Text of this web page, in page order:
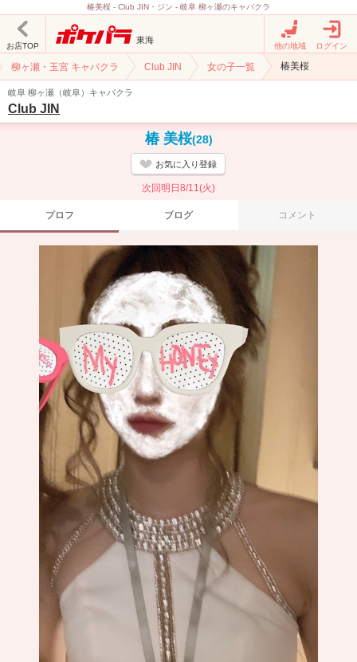
椿美桜 - Club JIN・ジン - 岐阜 柳ヶ瀬のキャバクラ
お店TOP
東海
他の地域 ログイン
柳ヶ瀬・玉宮 キャバクラ Club JIN 女の子一覧 椿美桜
岐阜 柳ヶ瀬（岐阜）キャバクラ
Club JIN
椿 美桜(28)
お気に入り登録
次回明日8/11(火)
プロフ ブログ コメント